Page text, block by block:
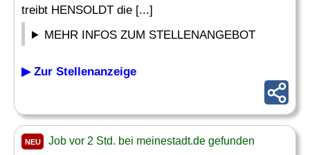
treibt HENSOLDT die [...]
MEHR INFOS ZUM STELLENANGEBOT
▶ Zur Stellenanzeige
NEU Job vor 2 Std. bei meinestadt.de gefunden